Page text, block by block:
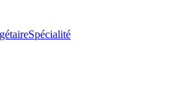
Spécialité